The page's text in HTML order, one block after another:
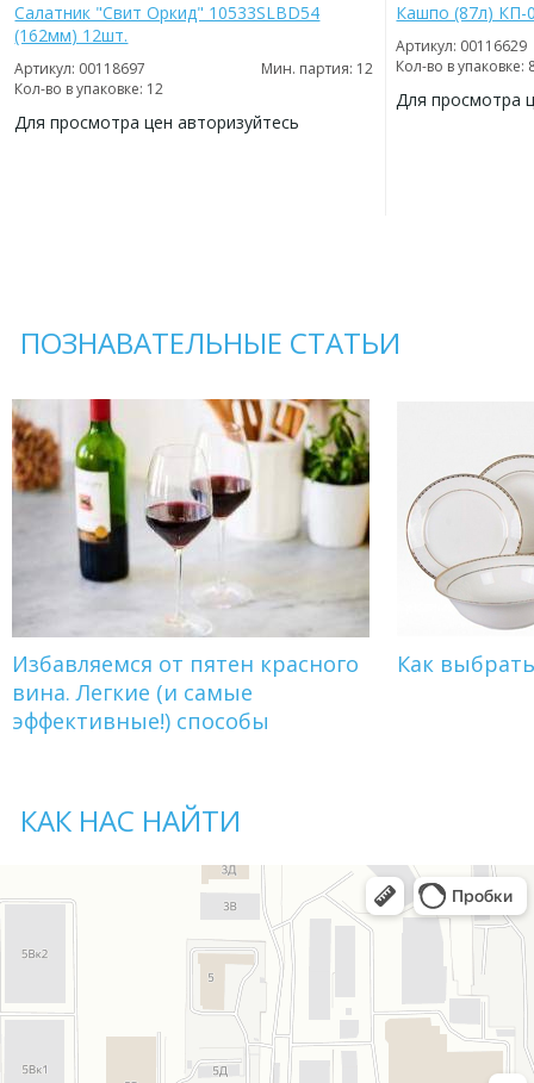
Салатник "Свит Оркид" 10533SLBD54
(162мм) 12шт.
Артикул: 00118697
Мин. партия: 12
Кол-во в упаковке: 12
Для просмотра цен авторизуйтесь
Кашпо (87л) КП-
Артикул: 00116629
Кол-во в упаковке:
Для просмотра
ПОЗНАВАТЕЛЬНЫЕ СТАТЬИ
Избавляемся от пятен красного
вина. Легкие (и самые
эффективные!) способы
Как
КАК НАС НАЙТИ